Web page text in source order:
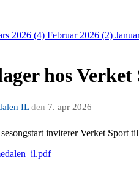
2026 (4) Februar 2026 (2)
hos Verket
ILden 7. apr 2026
inviterer Verket Sport